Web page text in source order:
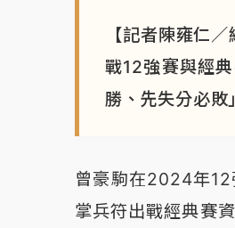
【記者陳雍仁
戰12強賽與經
勝、先失分必敗
曾豪駒在2024年
掌兵符出戰經典賽